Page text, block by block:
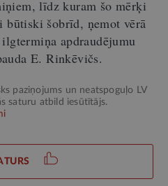
līdz kuram šo mērķi
būtiski šobrīd, ņemot vērā
apdraudējumu
E. Rinkēvičs.
paziņojums un neatspoguļo LV
saturu atbild iesūtītājs.